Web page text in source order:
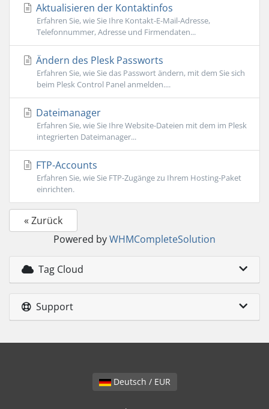
Aktualisieren der Kontaktinfos
Erfahren Sie, wie Sie Ihre Kontakt-E-Mail-Adresse,
Telefonnummer, Adresse und Firmendaten...
Ändern des Plesk Passworts
Erfahren Sie, wie Sie das Passwort ändern, mit dem Sie sich
beim Plesk Control Panel anmelden....
Dateimanager
Erfahren Sie, wie Sie Ihre Website-Dateien mit dem im Plesk
integrierten Dateimanager...
FTP-Accounts
Erfahren Sie, wie Sie FTP-Zugänge zu Ihrem Hosting-Paket
einrichten.
« Zurück
Powered byWHMCompleteSolution
Tag Cloud
Support
Deutsch / EUR